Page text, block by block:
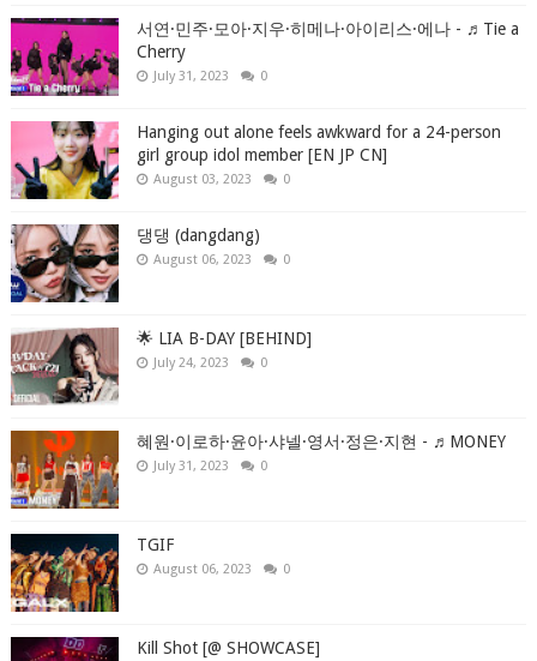
서연·민주·모아·지우·히메나·아이리스·에나 - ♬Tie a
Cherry
July 31, 2023 0
Hanging out alone feels awkward for a 24-person
girl group idol member [EN JP CN]
August 03, 2023 0
댕댕 (dangdang)
August 06, 2023 0
🌟 LIA B-DAY [BEHIND]
July 24, 2023 0
혜원·이로하·윤아·샤넬·영서·정은·지현 - ♬MONEY
July 31, 2023 0
TGIF
August 06, 2023 0
Kill Shot [@ SHOWCASE]